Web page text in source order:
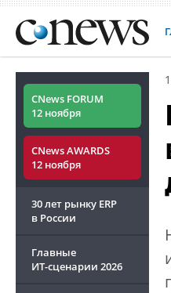
CNews FORUM
12 ноября
CNews AWARDS
12 ноября
30 лет рынку ERP
в России
Главные
ИТ-сценарии 2026